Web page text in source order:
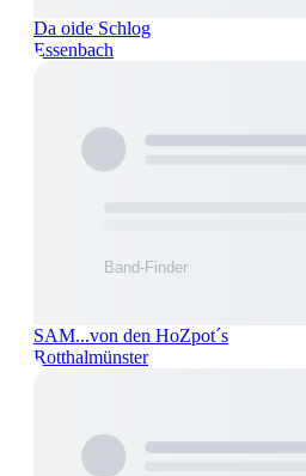
Da oide Schlog
Essenbach
SAM...von den HoZpot´s
Rotthalmünster